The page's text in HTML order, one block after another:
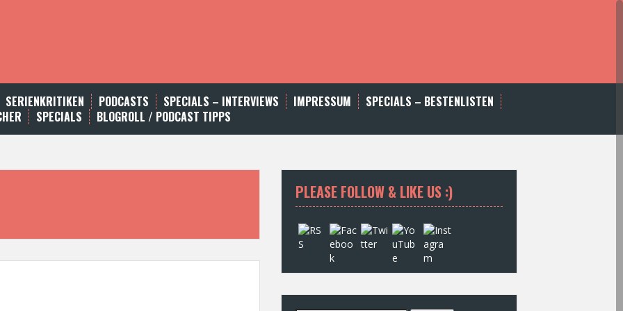
SERIENKRITIKEN PODCASTS SPECIALS – INTERVIEWS IMPRESSUM
SPECIALS – BESTENLISTEN
SPECIALS BLOGROLL / PODCAST TIPPS
PLEASE FOLLOW & LIKE US :)